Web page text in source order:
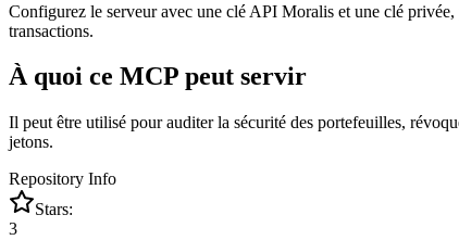
Configurez le serveur avec une clé API Moralis et une clé
transactions.
À quoi ce MCP peut servir
Il peut être utilisé pour auditer la sécurité des portefeuilles,
jetons.
Repository Info
Stars:
3